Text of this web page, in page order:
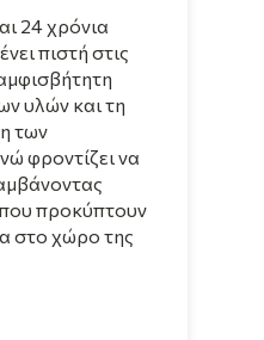
24 χρόνια
πιστή στις
υλών και τη
των
φροντίζει να
προκύπτουν
στο χώρο της